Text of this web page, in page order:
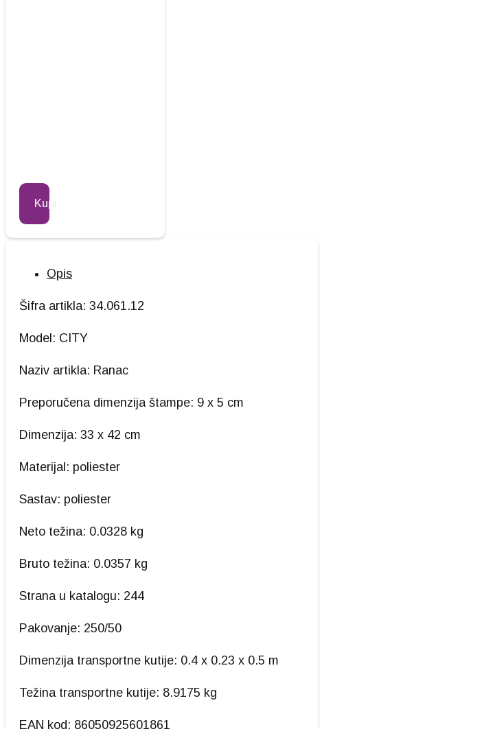
Kupi
Opis
Šifra artikla: 34.061.12
Model: CITY
Naziv artikla: Ranac
Preporučena dimenzija štampe: 9 x 5 cm
Dimenzija: 33 x 42 cm
Materijal: poliester
Sastav: poliester
Neto težina: 0.0328 kg
Bruto težina: 0.0357 kg
Strana u katalogu: 244
Pakovanje: 250/50
Dimenzija transportne kutije: 0.4 x 0.23 x 0.5 m
Težina transportne kutije: 8.9175 kg
EAN kod: 86050925601861